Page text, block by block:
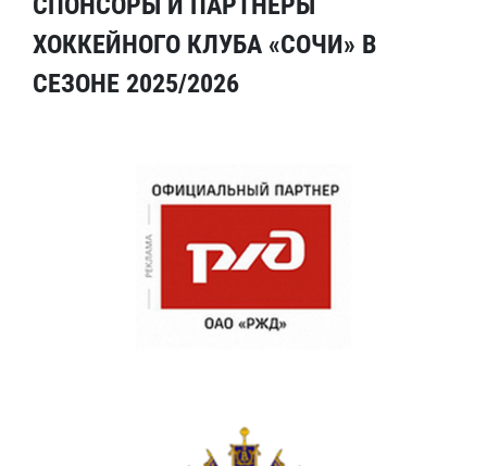
ХОККЕЙНОГО КЛУБА «СОЧИ» В
СЕЗОНЕ 2025/2026